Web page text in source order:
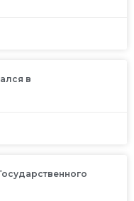
в